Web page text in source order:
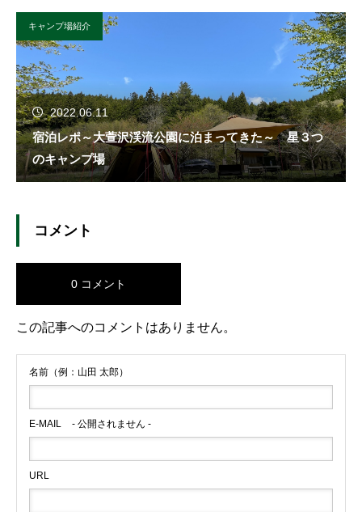
キャンプ場紹介
2022.06.11
宿泊レポ～大萱沢渓流公園に泊まってきた～ 星３つ
のキャンプ場
コメント
0 コメント
この記事へのコメントはありません。
名前（例：山田 太郎）
E-MAIL - 公開されません -
URL